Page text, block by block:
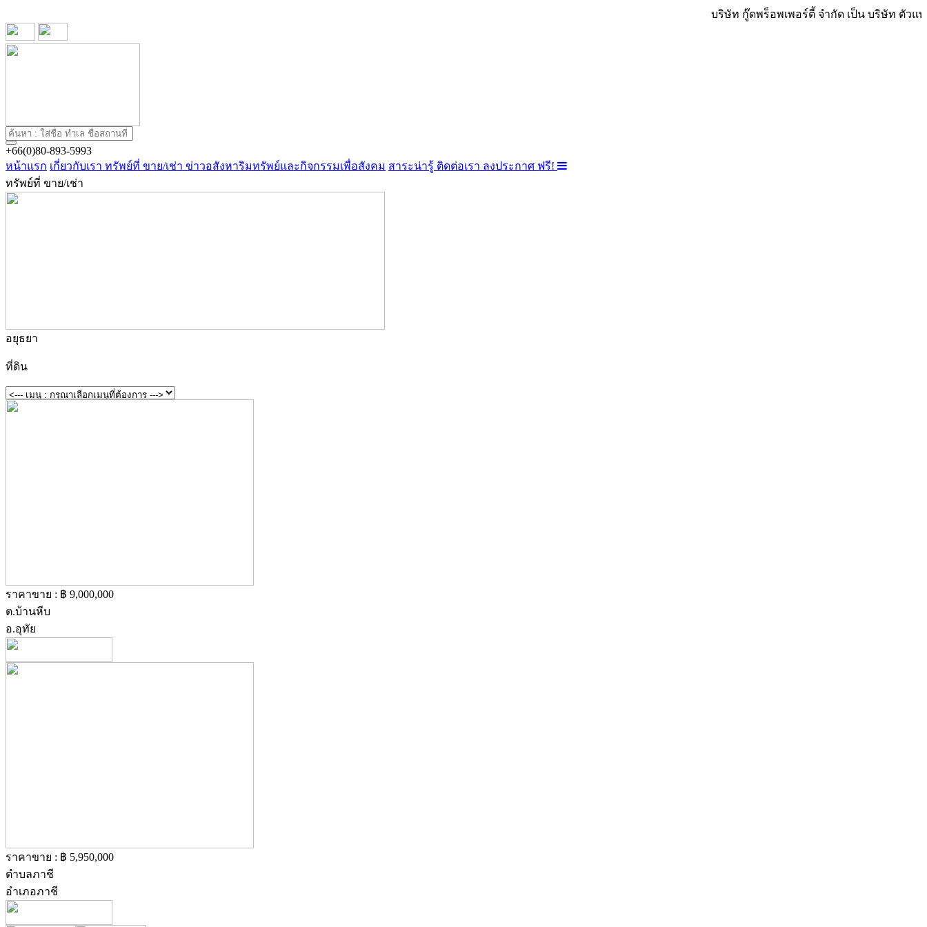
บริษัท กู๊ดพร็อพเพอร์ตี้ จำกัด เป็น บริษัท ตัวแท
+66(0)80-893-5993
หน้าแรก เกี่ยวกับเรา ทรัพย์ที่ ขาย/เช่า ข่าวอสังหาริมทรัพย์และกิจกรรมเพื่อสังคม สาระน่ารู้ ติดต่อเรา ลงประกาศ ฟรี!
ทรัพย์ที่ ขาย/เช่า
อยุธยา
ที่ดิน
ราคาขาย : ฿ 9,000,000
ต.บ้านหีบ
อ.อุทัย
ราคาขาย : ฿ 5,950,000
ตำบลภาชี
อำเภอภาชี